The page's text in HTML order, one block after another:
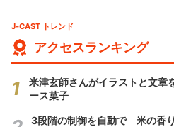
J-CAST トレンド
アクセスランキング
米津玄師さんがイラストと文章
ース菓子
3段階の制御を自動で 米の香